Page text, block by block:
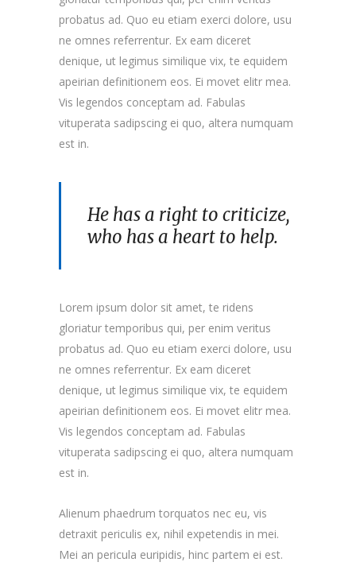
probatus ad. Quo eu etiam exerci dolore, usu
ne omnes referrentur. Ex eam diceret
denique, ut legimus similique vix, te equidem
apeirian definitionem eos. Ei movet elitr mea.
Vis legendos conceptam ad. Fabulas
vituperata sadipscing ei quo, altera numquam
est in.
He has a right to criticize,
who has a heart to help.
Lorem ipsum dolor sit amet, te ridens
gloriatur temporibus qui, per enim veritus
probatus ad. Quo eu etiam exerci dolore, usu
ne omnes referrentur. Ex eam diceret
denique, ut legimus similique vix, te equidem
apeirian definitionem eos. Ei movet elitr mea.
Vis legendos conceptam ad. Fabulas
vituperata sadipscing ei quo, altera numquam
est in.
Alienum phaedrum torquatos nec eu, vis
detraxit periculis ex, nihil expetendis in mei.
Mei an pericula euripidis, hinc partem ei est.